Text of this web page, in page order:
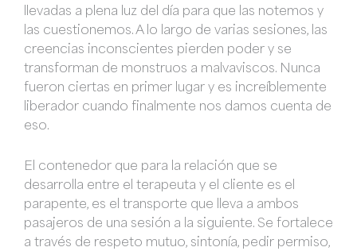
llevadas a plena luz del día para que las notemos y
las cuestionemos. A lo largo de varias sesiones, las
creencias inconscientes pierden poder y se
transforman de monstruos a malvaviscos. Nunca
fueron ciertas en primer lugar y es increíblemente
liberador cuando finalmente nos damos cuenta de
eso.
El contenedor que para la relación que se
desarrolla entre el terapeuta y el cliente es el
parapente, es el transporte que lleva a ambos
pasajeros de una sesión a la siguiente. Se fortalece
a través de respeto mutuo, sintonía, pedir permiso,